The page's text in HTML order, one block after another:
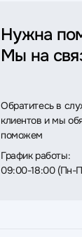
Нужна
Мы на
Обратитесь в
клиентов и мы
поможем
График работы:
09:00-18:00 (Пн-